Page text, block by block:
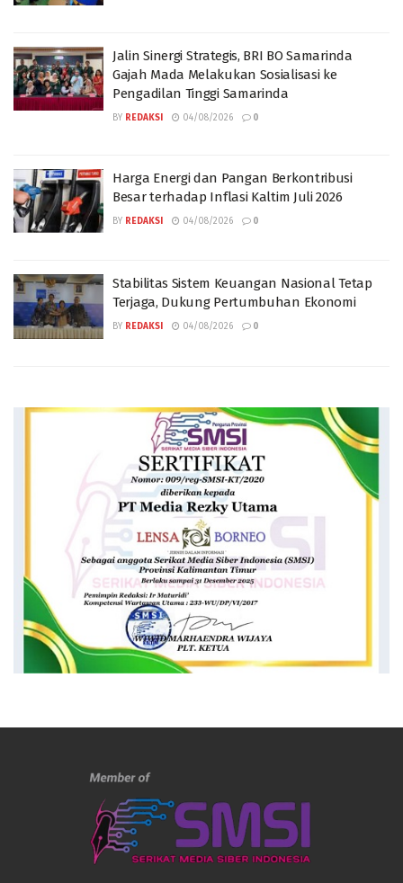
Jalin Sinergi Strategis, BRI BO Samarinda
Gajah Mada Melakukan Sosialisasi ke
Pengadilan Tinggi Samarinda
BY REDAKSI 04/08/2026 0
Harga Energi dan Pangan Berkontribusi
Besar terhadap Inflasi Kaltim Juli 2026
BY REDAKSI 04/08/2026 0
Stabilitas Sistem Keuangan Nasional Tetap
Terjaga, Dukung Pertumbuhan Ekonomi
BY REDAKSI 04/08/2026 0